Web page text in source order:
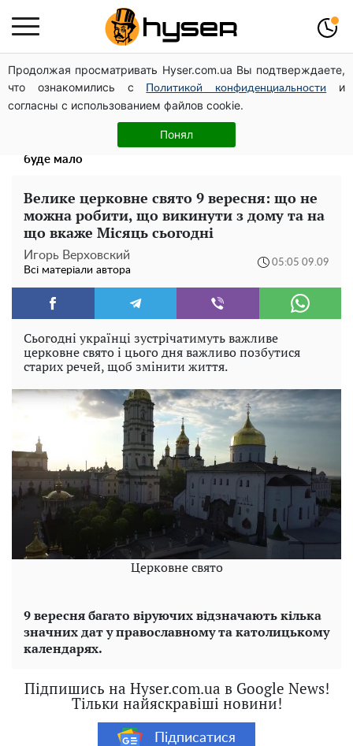
Продолжая просматривать Hyser.com.ua Вы подтверждаете,
что ознакомились с
Политикой конфиденциальности
и
согласны с использованием файлов cookie.
Понял
Дрони із націнкою: Олександр Конотопський вивів
мільйони оборонного бюджету через фіктивну фірму в
Естонії
Весь секрет в одній таблетці аспірину: рецепт хрумкої
та соковитої капусти на зиму. Навіть п'яти банок вам
буде мало
Велике церковне свято 9 вересня: що не
можна робити, що викинути з дому та на
що вкаже Місяць сьогодні
Игорь Верховский
Всі матеріали автора
05:05 09.09
Сьогодні українці зустрічатимуть важливе
церковне свято і цього дня важливо позбутися
старих речей, щоб змінити життя.
Церковне свято
9 вересня багато віруючих відзначають кілька
значних дат у православному та католицькому
календарях.
Підпишись на Hyser.com.ua в Google News!
Тільки найяскравіші новини!
Підписатися